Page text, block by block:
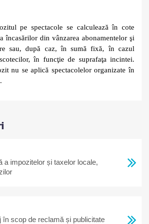
pe spectacole se calculează în cote
încasărilor din vânzarea abonamentelor şi
sau, după caz, în sumă fixă, în cazul
în funcţie de suprafaţa incintei.
nu se aplică spectacolelor organizate în
a impozitelor și taxelor locale,
în scop de reclamă și publicitate